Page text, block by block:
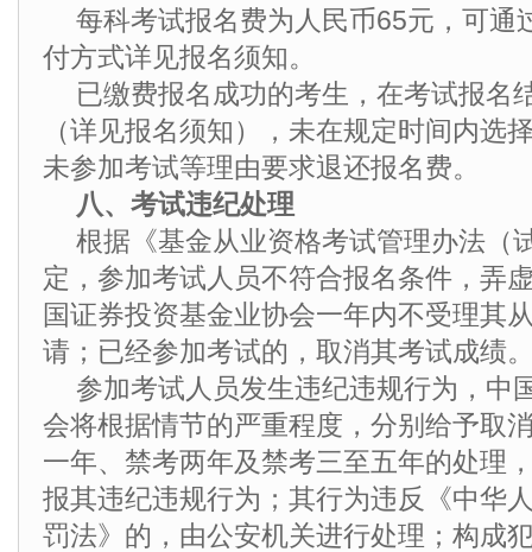
每科考试报名费为人民币65元，可通
付方式详见报名须知。
已缴费报名成功的考生，在考试报名
（详见报名须知），未在规定时间内选
未参加考试等理由要求退还报名费。
八、考试违纪处理
根据《基金从业资格考试管理办法（
定，参加考试人员不符合报名条件，弄
国证券投资基金业协会一年内不受理其
请；已经参加考试的，取消其考试成绩
参加考试人员发生违纪违规行为，中
会将根据情节的严重程度，分别给予取
一年、禁考两年及禁考三至五年的处理
报其违纪违规行为；其行为违反《中华
罚法》的，由公安机关进行处理；构成